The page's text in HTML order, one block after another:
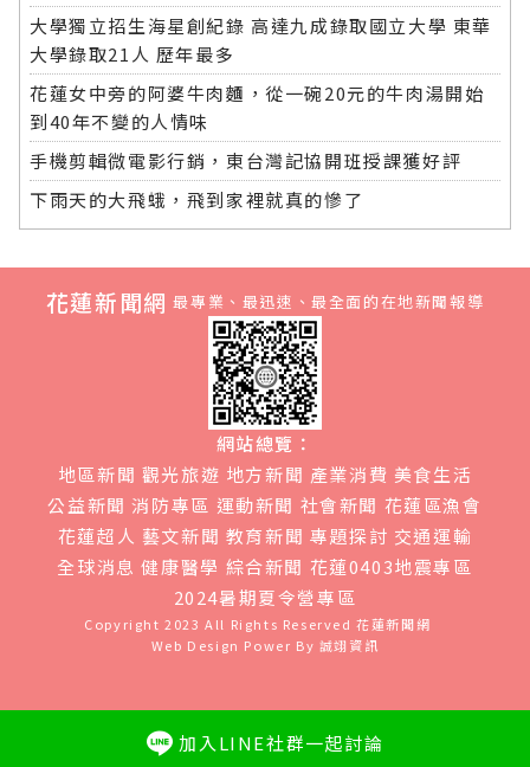
大學獨立招生海星創紀錄 高達九成錄取國立大學 東華
大學錄取21人 歷年最多
花蓮女中旁的阿婆牛肉麵，從一碗20元的牛肉湯開始
到40年不變的人情味
手機剪輯微電影行銷，東台灣記協開班授課獲好評
下雨天的大飛蛾，飛到家裡就真的慘了
花蓮新聞網 最專業、最迅速、最全面的在地新聞報導
網站總覽：
地區新聞 觀光旅遊 地方新聞 產業消費 美食生活
公益新聞 消防專區 運動新聞 社會新聞 花蓮區漁會
花蓮超人 藝文新聞 教育新聞 專題探討 交通運輸
全球消息 健康醫學 綜合新聞 花蓮0403地震專區
2024暑期夏令營專區
Copyright 2023 All Rights Reserved花蓮新聞網
Web Design Power By 誠翊資訊
加入LINE社群一起討論